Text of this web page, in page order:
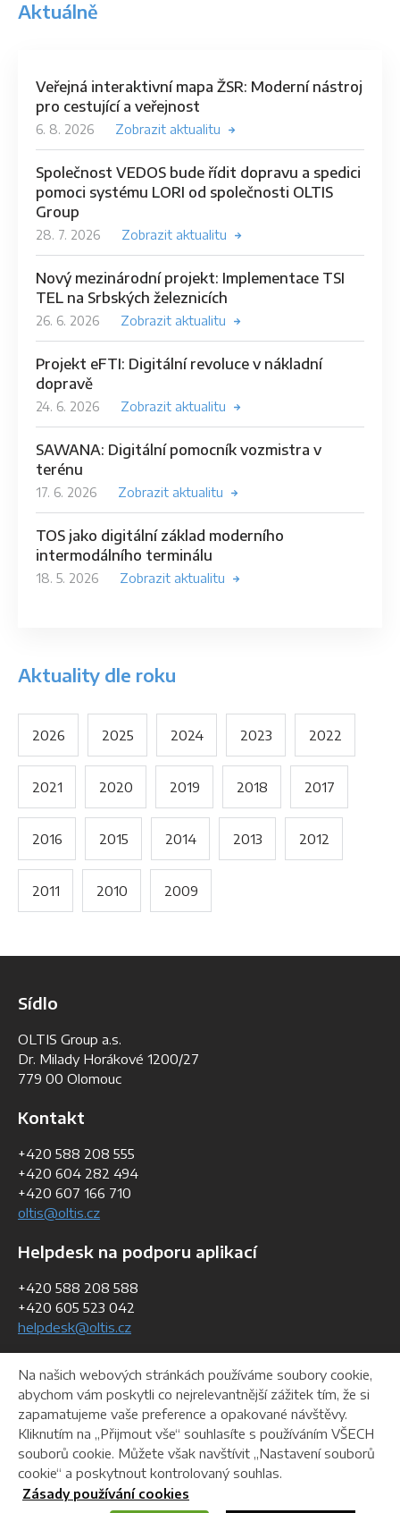
Aktuálně
Veřejná interaktivní mapa ŽSR: Moderní nástroj
pro cestující a veřejnost
6. 8. 2026 Zobrazit aktualitu
Společnost VEDOS bude řídit dopravu a spedici
pomoci systému LORI od společnosti OLTIS
Group
28. 7. 2026 Zobrazit aktualitu
Nový mezinárodní projekt: Implementace TSI
TEL na Srbských železnicích
26. 6. 2026 Zobrazit aktualitu
Projekt eFTI: Digitální revoluce v nákladní
dopravě
24. 6. 2026 Zobrazit aktualitu
SAWANA: Digitální pomocník vozmistra v
terénu
17. 6. 2026 Zobrazit aktualitu
TOS jako digitální základ moderního
intermodálního terminálu
18. 5. 2026 Zobrazit aktualitu
Aktuality dle roku
2026 2025 2024 2023 2022
2021 2020 2019 2018 2017
2016 2015 2014 2013 2012
2011 2010 2009
Sídlo
OLTIS Group a.s.
Dr. Milady Horákové 1200/27
779 00 Olomouc
Kontakt
+420 588 208 555
+420 604 282 494
+420 607 166 710
oltis@oltis.cz
Helpdesk na podporu aplikací
+420 588 208 588
+420 605 523 042
helpdesk@oltis.cz
Fakturační údaje
IČO:268 47 281
DIČ:CZ26847281
Helpdesk Ke stažení Webmaster
Na našich webových stránkách používáme soubory cookie,
abychom vám poskytli co nejrelevantnější zážitek tím, že si
zapamatujeme vaše preference a opakované návštěvy.
Kliknutím na „Přijmout vše“ souhlasíte s používáním VŠECH
souborů cookie. Můžete však navštívit „Nastavení souborů
cookie“ a poskytnout kontrolovaný souhlas.
Zásady používání cookies